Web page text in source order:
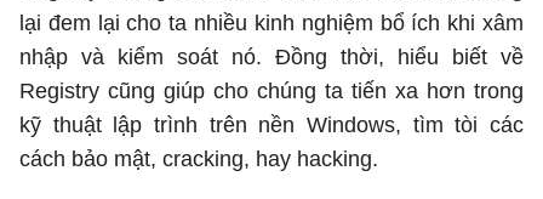
lại đem lại cho ta nhiều kinh nghiệm bổ ích khi xâm
nhập và kiểm soát nó. Đồng thời, hiểu biết về
Registry cũng giúp cho chúng ta tiến xa hơn trong
kỹ thuật lập trình trên nền Windows, tìm tòi các
cách bảo mật, cracking, hay hacking.